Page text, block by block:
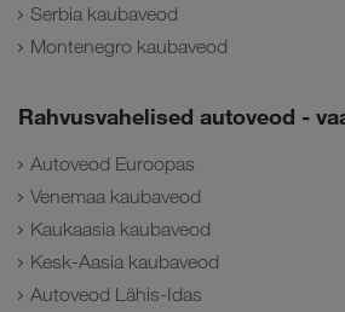
Serbia kaubaveod
Montenegro kaubaveod
Rahvusvahelised autoveod -
Autoveod Euroopas
Venemaa kaubaveod
Kaukaasia kaubaveod
Kesk-Aasia kaubaveod
Autoveod Lähis-Idas